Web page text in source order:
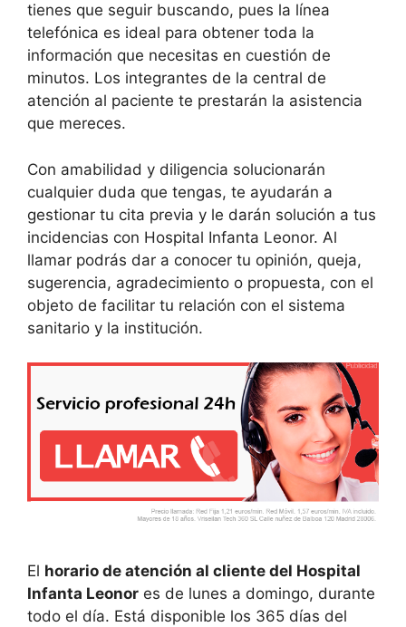
tienes que seguir buscando, pues la línea
telefónica es ideal para obtener toda la
información que necesitas en cuestión de
minutos. Los integrantes de la central de
atención al paciente te prestarán la asistencia
que mereces.
Con amabilidad y diligencia solucionarán
cualquier duda que tengas, te ayudarán a
gestionar tu cita previa y le darán solución a tus
incidencias con Hospital Infanta Leonor. Al
llamar podrás dar a conocer tu opinión, queja,
sugerencia, agradecimiento o propuesta, con el
objeto de facilitar tu relación con el sistema
sanitario y la institución.
El horario de atención al cliente del Hospital
Infanta Leonor es de lunes a domingo, durante
todo el día. Está disponible los 365 días del